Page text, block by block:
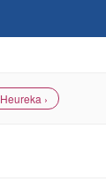
Heureka ›